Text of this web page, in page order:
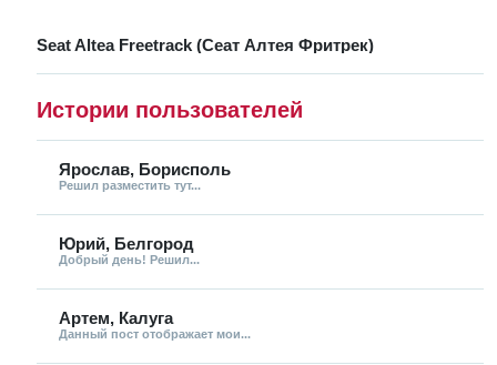
Seat Altea Freetrack (Сеат Алтея Фритрек)
Истории пользователей
Ярослав, Борисполь
Решил разместить тут...
Юрий, Белгород
Добрый день! Решил...
Артем, Калуга
Данный пост отображает мои...